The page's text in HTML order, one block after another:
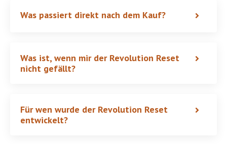
Was passiert direkt nach dem Kauf?
Was ist, wenn mir der Revolution Reset
nicht gefällt?
Für wen wurde der Revolution Reset
entwickelt?